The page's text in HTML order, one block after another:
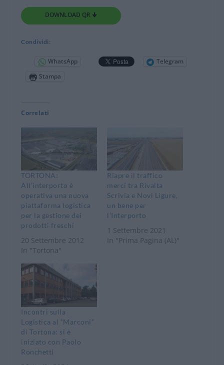
DOWNLOAD QR 🠋
Condividi:
WhatsApp
Telegram
Stampa
Correlati
TORTONA:
All’interporto è
operativa una nuova
piattaforma logistica
per la gestione dei
prodotti freschi
20 Settembre 2012
In "Tortona"
Riapre il traffico
merci tra Rivalta
Scrivia e Novi Ligure,
un bene per
l’Interporto
1 Settembre 2021
In "Prima Pagina (AL)"
Incontri sulla
Logistica al “Marconi”
di Tortona: si è
iniziato con Paolo
Ronchetti